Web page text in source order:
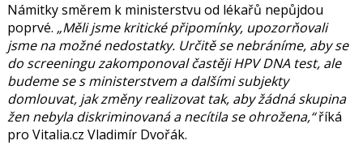
Námitky směrem k ministerstvu od lékařů nepůjdou
poprvé. Měli jsme kritické připomínky, upozorňovali
jsme na možné nedostatky. Určitě se nebráníme, aby se
do screeningu zakomponoval častěji HPV DNA test, ale
budeme se s ministerstvem a dalšími subjekty
domlouvat, jak změny realizovat tak, aby žádná skupina
žen nebyla diskriminovaná a necítila se ohrožena, říká
pro Vitalia.cz Vladimír Dvořák.